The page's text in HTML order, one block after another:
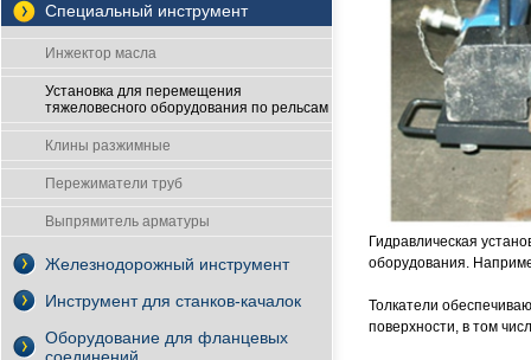
Специальный инструмент
Инжектор масла
Установка для перемещения
тяжеловесного оборудования по рельсам
Клины разжимные
Пережиматели труб
Выпрямитель арматуры
Железнодорожный инструмент
Инструмент для станков-качалок
Оборудование для фланцевых
Гидравлическая
оборудования.
Толкатели
поверхности, в том